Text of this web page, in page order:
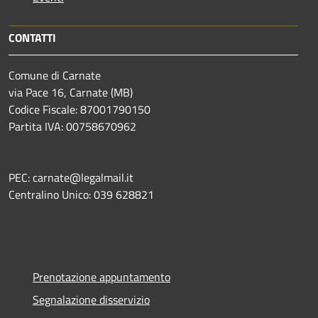
CONTATTI
Comune di Carnate
via Pace 16, Carnate (MB)
Codice Fiscale: 87001790150
Partita IVA: 00758670962
PEC: carnate@legalmail.it
Centralino Unico: 039 628821
Prenotazione appuntamento
Segnalazione disservizio